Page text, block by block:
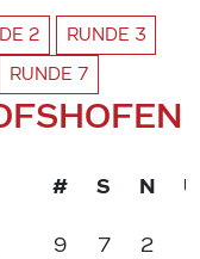
2 RUNDE 3
RUNDE 7
# S N
9 7 2